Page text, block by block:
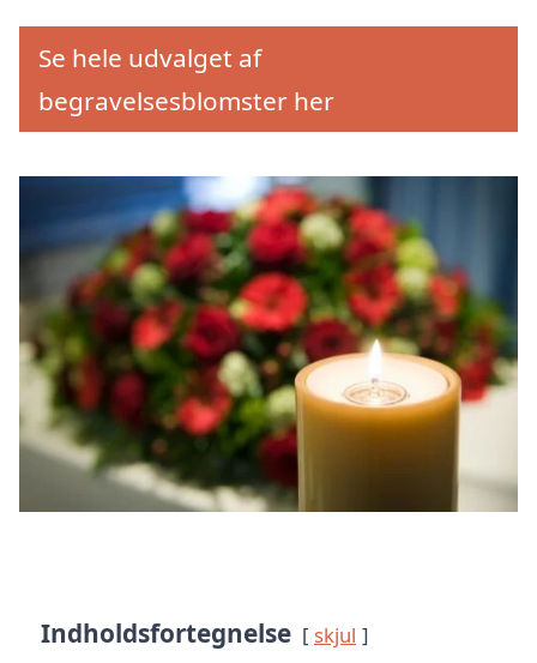
Se hele udvalget af
begravelsesblomster her
Indholdsfortegnelse skjul